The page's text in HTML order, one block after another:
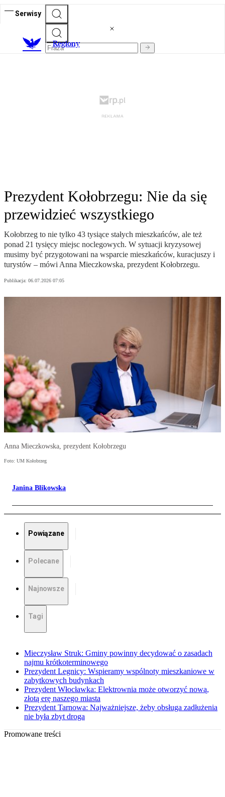
Serwisy
Regiony
Prezydent Kołobrzegu: Nie da się
przewidzieć wszystkiego
Kołobrzeg to nie tylko 43 tysiące stałych mieszkańców, ale też
ponad 21 tysięcy miejsc noclegowych. W sytuacji kryzysowej
musimy być przygotowani na wsparcie mieszkańców, kuracjuszy i
turystów – mówi Anna Mieczkowska, prezydent Kołobrzegu.
Publikacja: 06.07.2026 07:05
Anna Mieczkowska, prezydent Kołobrzegu
Foto: UM Kołobrzeg
Janina Blikowska
Powiązane
Polecane
Najnowsze
Tagi
Mieczysław Struk: Gminy powinny decydować o zasadach
najmu krótkoterminowego
Prezydent Legnicy: Wspieramy wspólnoty mieszkaniowe w
zabytkowych budynkach
Prezydent Włocławka: Elektrownia może otworzyć nową,
złotą erę naszego miasta
Prezydent Tarnowa: Najważniejsze, żeby obsługa zadłużenia
nie była zbyt droga
Promowane treści